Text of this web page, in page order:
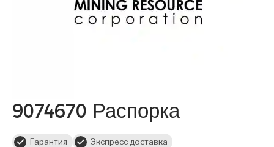
9074670 Распорка
Гарантия Экспресс доставка